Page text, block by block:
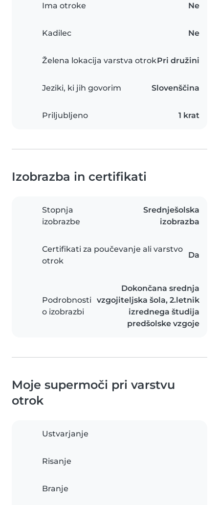
Ima otroke Ne
Kadilec Ne
Želena lokacija varstva otrokPri družini
Jeziki, ki jih govorim Slovenščina
Priljubljeno 1 krat
Izobrazba in certifikati
Stopnja
izobrazbe
Srednješolska
izobrazba
Certifikati za poučevanje ali varstvo
otrok
Da
Podrobnosti
o izobrazbi
Dokončana srednja
vzgojiteljska šola, 2.letnik
izrednega študija
predšolske vzgoje
Moje supermoči pri varstvu
otrok
Ustvarjanje
Risanje
Branje